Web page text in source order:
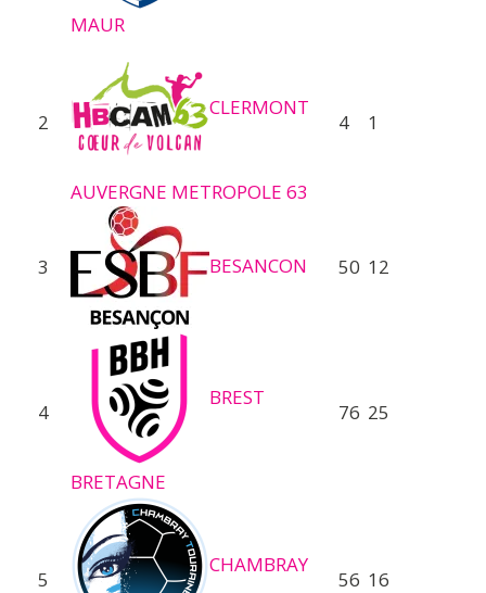
MAUR
2
CLERMONT
AUVERGNE METROPOLE 63
4 1
3 BESANCON 50 12
4
BREST
BRETAGNE
76 25
5
CHAMBRAY
56 16